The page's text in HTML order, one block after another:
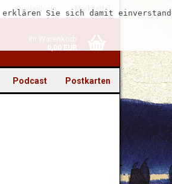
Kundenlogin Merkzettel
Ihr Warenkorb
0,00 EUR
Sie sich damit
Postkarten
Podcast